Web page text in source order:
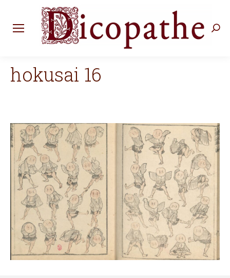
hokusai 16